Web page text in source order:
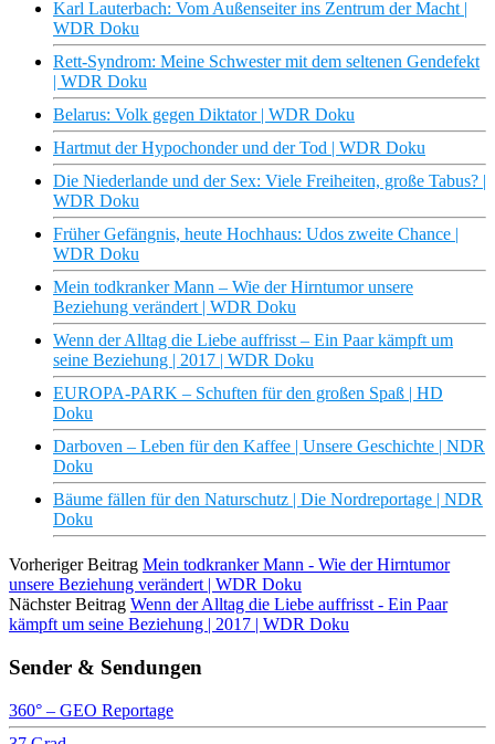
Karl Lauterbach: Vom Außenseiter ins Zentrum der Macht |
WDR Doku
Rett-Syndrom: Meine Schwester mit dem seltenen Gendefekt
| WDR Doku
Belarus: Volk gegen Diktator | WDR Doku
Hartmut der Hypochonder und der Tod | WDR Doku
Die Niederlande und der Sex: Viele Freiheiten, große Tabus? |
WDR Doku
Früher Gefängnis, heute Hochhaus: Udos zweite Chance |
WDR Doku
Mein todkranker Mann – Wie der Hirntumor unsere
Beziehung verändert | WDR Doku
Wenn der Alltag die Liebe auffrisst – Ein Paar kämpft um
seine Beziehung | 2017 | WDR Doku
EUROPA-PARK – Schuften für den großen Spaß | HD
Doku
Darboven – Leben für den Kaffee | Unsere Geschichte | NDR
Doku
Bäume fällen für den Naturschutz | Die Nordreportage | NDR
Doku
Vorheriger Beitrag Mein todkranker Mann - Wie der Hirntumor
unsere Beziehung verändert | WDR Doku
Nächster Beitrag Wenn der Alltag die Liebe auffrisst - Ein Paar
kämpft um seine Beziehung | 2017 | WDR Doku
Sender & Sendungen
360° – GEO Reportage